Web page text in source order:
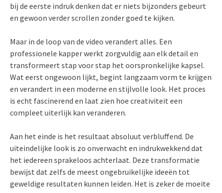
bij de eerste indruk denken dat er niets bijzonders gebeurt
en gewoon verder scrollen zonder goed te kijken.
Maar in de loop van de video verandert alles. Een
professionele kapper werkt zorgvuldig aan elk detail en
transformeert stap voor stap het oorspronkelijke kapsel.
Wat eerst ongewoon lijkt, begint langzaam vorm te krijgen
en verandert in een moderne en stijlvolle look. Het proces
is echt fascinerend en laat zien hoe creativiteit een
compleet uiterlijk kan veranderen.
Aan het einde is het resultaat absoluut verbluffend. De
uiteindelijke look is zo onverwacht en indrukwekkend dat
het iedereen sprakeloos achterlaat. Deze transformatie
bewijst dat zelfs de meest ongebruikelijke ideeën tot
geweldige resultaten kunnen leiden. Het is zeker de moeite